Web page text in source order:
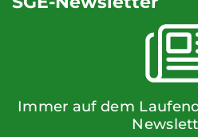
Immer auf dem